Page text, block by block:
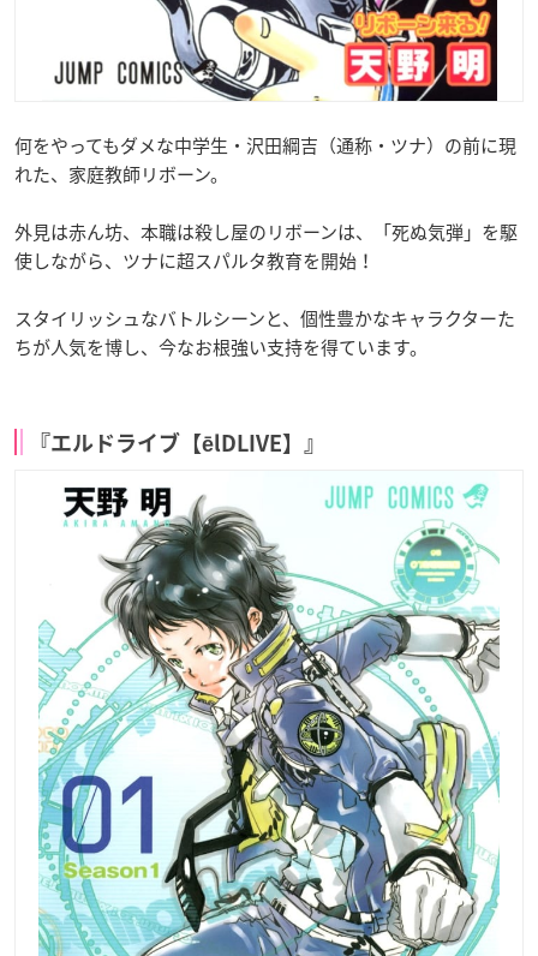
何をやってもダメな中学生・沢田綱吉（通称・ツナ）の前に現
れた、家庭教師リボーン。
外見は赤ん坊、本職は殺し屋のリボーンは、「死ぬ気弾」を駆
使しながら、ツナに超スパルタ教育を開始！
スタイリッシュなバトルシーンと、個性豊かなキャラクターた
ちが人気を博し、今なお根強い支持を得ています。
『エルドライブ【ēlDLIVE】』